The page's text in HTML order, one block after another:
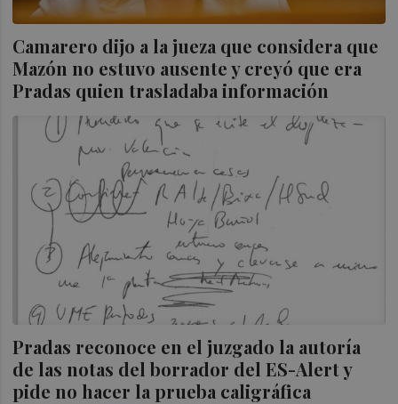
Camarero dijo a la jueza que considera que
Mazón no estuvo ausente y creyó que era
Pradas quien trasladaba información
Pradas reconoce en el juzgado la autoría
de las notas del borrador del ES-Alert y
pide no hacer la prueba caligráfica